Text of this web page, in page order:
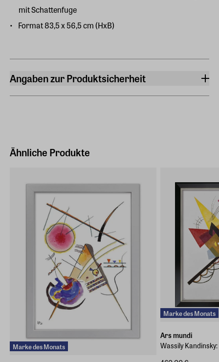
mit Schattenfuge
Format 83,5 x 56,5 cm (HxB)
Angaben zur Produktsicherheit
Deutschland (EU)
Ähnliche Produkte
Marke des Monats
Marke des Monats
Ars mundi
Wassily